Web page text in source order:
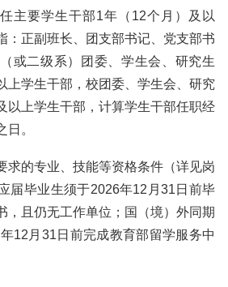
主要学生干部1年（12个月）及以
：正副班长、团支部书记、党支部书
或二级系）团委、学生会、研究生
上学生干部，校团委、学生会、研究
以上学生干部，计算学生干部任职经
日。
求的专业、技能等资格条件（详见岗
届毕业生须于2026年12月31日前毕
，且仍无工作单位；国（境）外同期
12月31日前完成教育部留学服务中